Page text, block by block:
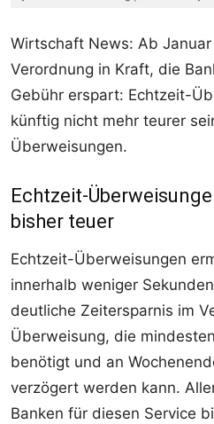
Wirtschaft News: Ab
Verordnung in Kraft, die
Gebühr erspart: Echtzeit-
künftig nicht mehr teurer
Überweisungen.
Echtzeit-
bisher teuer
Echtzeit-Überweisungen
innerhalb weniger
deutliche Zeitersparnis im
Überweisung, die
benötigt und an
verzögert werden kann.
Banken für diesen Service